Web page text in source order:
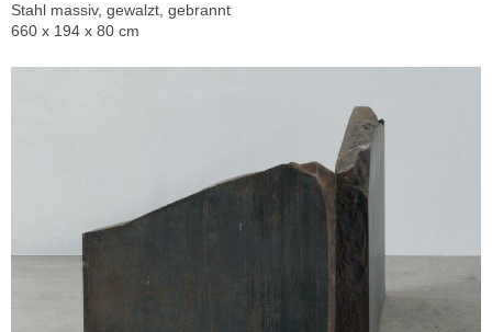
Stahl massiv, gewalzt, gebrannt
660 x 194 x 80 cm